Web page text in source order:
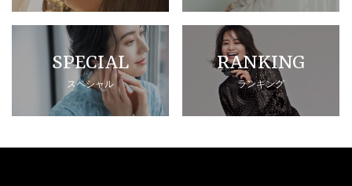
SPECIAL
スペシャル
RANKING
ランキング